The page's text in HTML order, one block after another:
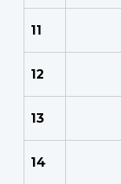
11
12
13
14